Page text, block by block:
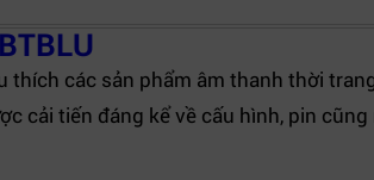
thích các sản phẩm âm thanh thời
cải tiến đáng kể về cấu hình, pin cũng